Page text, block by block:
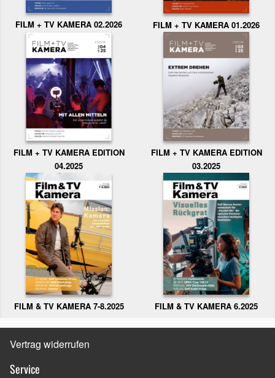
FILM + TV KAMERA 02.2026 FILM + TV KAMERA 01.2026
FILM + TV KAMERA EDITION
04.2025
FILM + TV KAMERA EDITION
03.2025
FILM & TV KAMERA 7-8.2025 FILM & TV KAMERA 6.2025
Vertrag widerrufen
Service